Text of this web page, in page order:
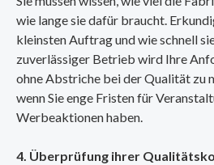
wie lange sie dafür braucht.
kleinsten Auftrag und wie schnell
zuverlässiger Betrieb wird Ihre
ohne Abstriche bei der Qualität zu
wenn Sie enge Fristen für
Werbeaktionen haben.
4. Überprüfung ihrer